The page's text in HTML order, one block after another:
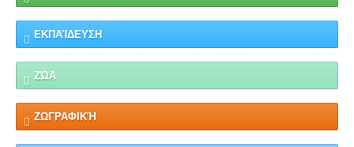
ΕΚΠΑΊΔΕΥΣΗ
ΖΏΑ
ΖΩΓΡΑΦΙΚΉ